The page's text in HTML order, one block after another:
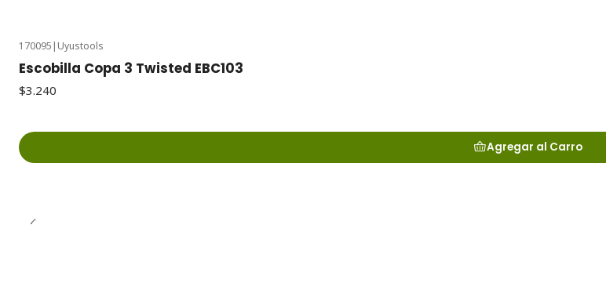
170095 | Uyustools
Escobilla Copa 3 Twisted EBC103
$3.240
Agregar al Carro